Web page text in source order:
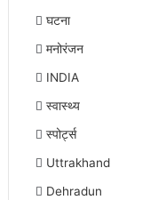
घटना
मनोरंजन
INDIA
स्वास्थ्य
स्पोर्ट्स
Uttrakhand
Dehradun